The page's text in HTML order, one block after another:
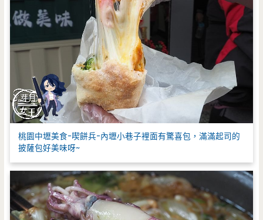
桃園中壢美食-喫餅兵-內壢小巷子裡面有驚喜包，滿滿起司的
披薩包好美味呀~